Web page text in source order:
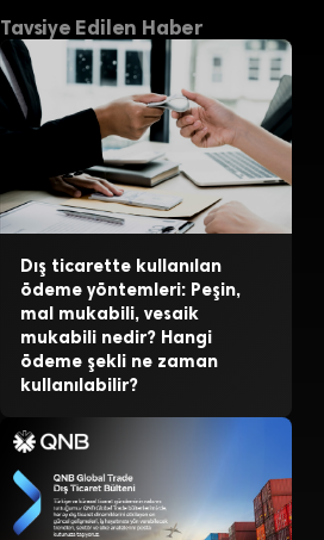
Tavsiye Edilen Haber
Dış ticarette kullanılan
ödeme yöntemleri: Peşin,
mal mukabili, vesaik
mukabili nedir? Hangi
ödeme şekli ne zaman
kullanılabilir?